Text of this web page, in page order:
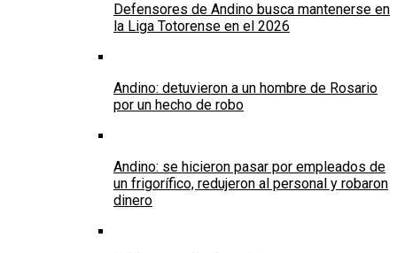
Defensores de Andino busca mantenerse en
la Liga Totorense en el 2026
Andino: detuvieron a un hombre de Rosario
por un hecho de robo
Andino: se hicieron pasar por empleados de
un frigorífico, redujeron al personal y robaron
dinero